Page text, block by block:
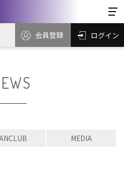
会員登録 ログイン
MEDIA